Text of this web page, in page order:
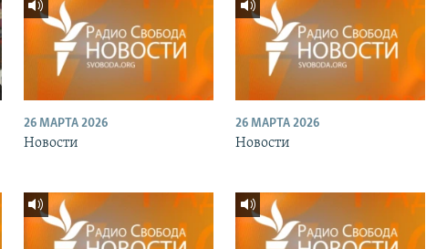
26 МАРТА 2026
Новости
26 МАРТА 2026
Новости